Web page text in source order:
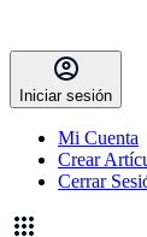
Iniciar sesión
Mi Cuenta
Crear
Cerrar